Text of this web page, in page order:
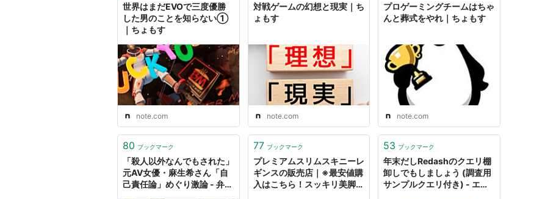
世界はまだEVOで三度優勝
した男のことを知らない①
｜ちょもす
note.com
対戦ゲームの幻想と現実｜ち
ょもす
note.com
プロゲーミングチームはちゃ
んと葬式をやれ｜ちょもす
note.com
80 ブックマーク
「殺人以外なんでもされた」
元AV女優・麻生希さん「自
己責任論」めぐり激論 - 弁護
77 ブックマーク
プレミアムスリムスキニーレ
ギンスの販売店｜※最安値購
入はこちら！スッキリ美脚ケ
53 ブックマーク
年末だしRedashのクエリ棚
卸しでもしましょう (調査用
サンプルクエリ付き) - エム